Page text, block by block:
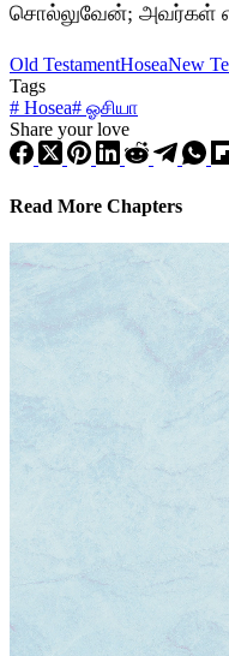
சொல்லுவேன்; அவர்கள்
Old TestamentHoseaNew
Tags
# Hosea# ஓசியா
Share your love
Read More Chapters